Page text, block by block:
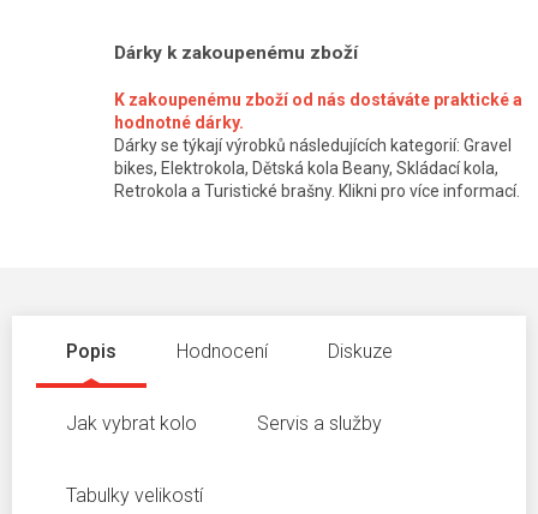
Dárky k zakoupenému zboží
K zakoupenému zboží od nás dostáváte praktické a
hodnotné dárky.
Dárky se týkají výrobků následujících kategorií: Gravel
bikes, Elektrokola, Dětská kola Beany, Skládací kola,
Retrokola a Turistické brašny. Klikni pro více informací.
Popis Hodnocení Diskuze
Jak vybrat kolo Servis a služby
Tabulky velikostí